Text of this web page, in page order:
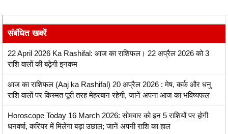
संबंधित खबरें
22 April 2026 Ka Rashifal: आज का राशिफल। 22 अप्रैल 2026 को 3
राशि वालों की बढ़ेगी इनकम
आज का राशिफल (Aaj ka Rashifal) 20 अप्रैल 2026 : मेष, कर्क और धनु
राशि वालों पर किस्मत पूरी तरह मेहरबान रहेगी, जानें अपना आज का भविष्यफल
Horoscope Today 16 March 2026: सोमवार को इन 5 राशियों पर होगी
धनवर्षा, करियर में मिलेगा बड़ा उछाल; जानें अपनी राशि का हाल